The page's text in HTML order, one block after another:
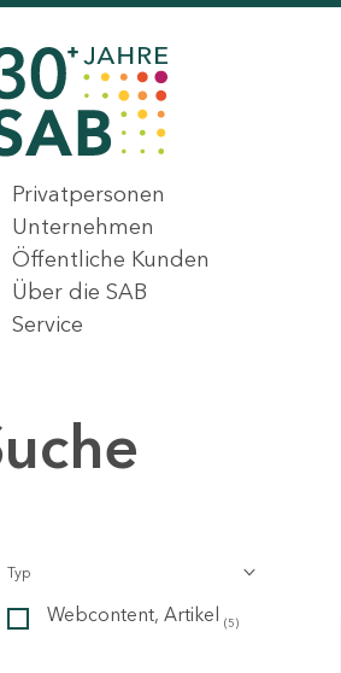
Privatpersonen
Unternehmen
Öffentliche Kunden
Über die SAB
Service
Typ
Webcontent, Artikel (5)